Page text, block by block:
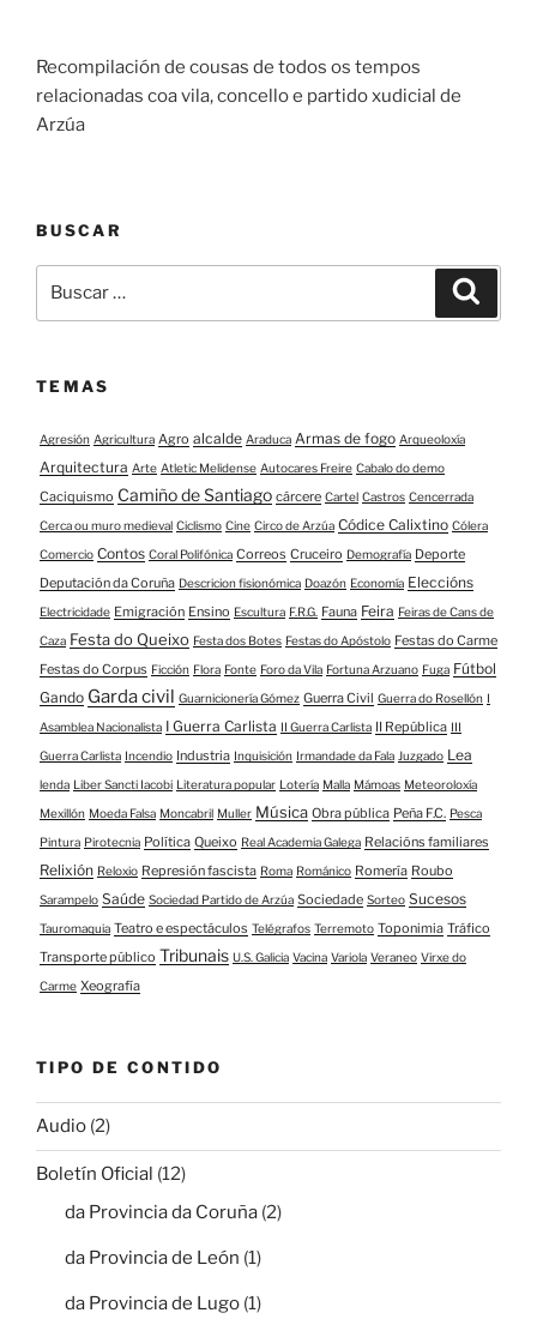
Recompilación de cousas de todos os tempos
relacionadas coa vila, concello e partido xudicial de
Arzúa
BUSCAR
TEMAS
Agresión Agricultura Agro alcalde Araduca Armas de fogo Arqueoloxía
Arquitectura Arte Atletic Melidense Autocares Freire Cabalo do demo
Caciquismo Camiño de Santiago cárcere Cartel Castros Cencerrada
Cerca ou muro medieval Ciclismo Cine Circo de Arzúa Códice Calixtino Cólera
Comercio Contos Coral Polifónica Correos Cruceiro Demografía Deporte
Deputación da Coruña Descricion fisionómica Doazón Economía Eleccións
Electricidade Emigración Ensino Escultura F.R.G. Fauna Feira Feiras de Cans de
Caza Festa do Queixo Festa dos Botes Festas do Apóstolo Festas do Carme
Festas do Corpus Ficción Flora Fonte Foro da Vila Fortuna Arzuano Fuga Fútbol
Gando Garda civil Guarnicionería Gómez Guerra Civil Guerra do Rosellón I
Asamblea Nacionalista I Guerra Carlista II Guerra Carlista II República III
Guerra Carlista Incendio Industria Inquisición Irmandade da Fala Juzgado Lea
lenda Liber Sancti Iacobi Literatura popular Lotería Malla Mámoas Meteoroloxía
Mexillón Moeda Falsa Moncabril Muller Música Obra pública Peña F.C. Pesca
Pintura Pirotecnia Política Queixo Real Academia Galega Relacións familiares
Relixión Reloxio Represión fascista Roma Románico Romería Roubo
Sarampelo Saúde Sociedad Partido de Arzúa Sociedade Sorteo Sucesos
Tauromaquia Teatro e espectáculos Telégrafos Terremoto Toponimia Tráfico
Transporte público Tribunais U.S. Galicia Vacina Variola Veraneo Virxe do
Carme Xeografía
TIPO DE CONTIDO
Audio (2)
Boletín Oficial (12)
da Provincia da Coruña (2)
da Provincia de León (1)
da Provincia de Lugo (1)